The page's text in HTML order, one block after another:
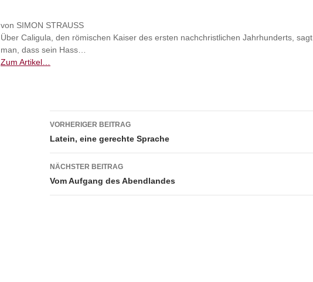
von SIMON STRAUSS
Über Caligula, den römischen Kaiser des ersten nachchristlichen Jahrhunderts, sagt
man, dass sein Hass…
Zum Artikel…
Beitragsnavigation
VORHERIGER BEITRAG
Latein, eine gerechte Sprache
NÄCHSTER BEITRAG
Vom Aufgang des Abendlandes